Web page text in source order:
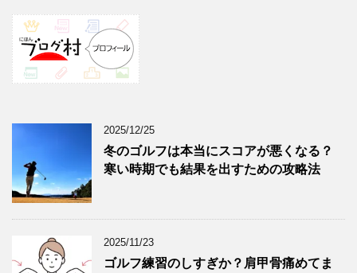
2025/12/25
冬のゴルフは本当にスコアが悪くなる？
寒い時期でも結果を出すための攻略法
2025/11/23
ゴルフ練習のしすぎか？肩甲骨痛めてま